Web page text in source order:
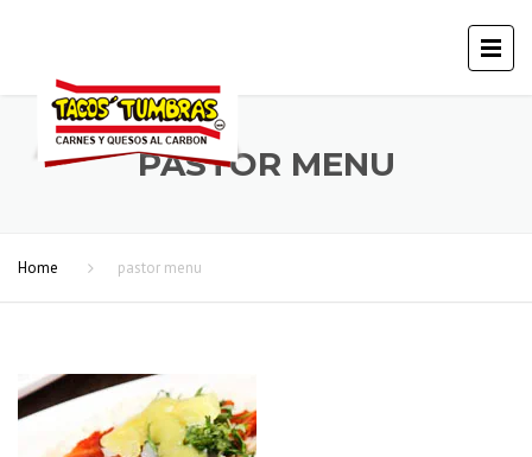
PASTOR MENU
Home pastor menu